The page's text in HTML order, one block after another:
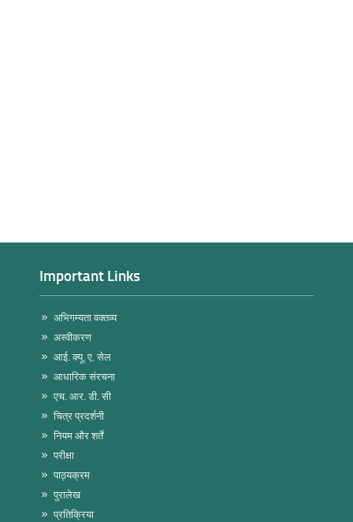
Important Links
अभिगम्यता वक्तव्य
अस्वीकरण
आई. क्यू. ए. सेल
आधारिक संरचना
एच. आर. डी. सी
चित्र प्रदर्शनी
नियम और शर्तें
परीक्षा
पाठ्यक्रम
पुरालेख
प्रतिक्रिया